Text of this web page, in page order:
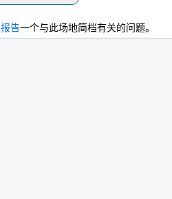
报告一个与此场地简档有关的问题。